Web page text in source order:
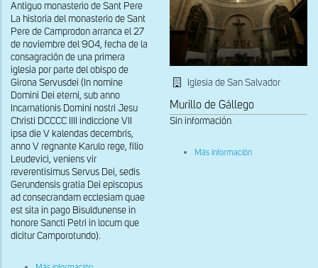
Antiguo monasterio de Sant Pere
La historia del monasterio de Sant
Pere de Camprodon arranca el 27
de noviembre del 904, fecha de la
consagración de una primera
iglesia por parte del obispo de
Girona Servusdei (In nomine
Domini Dei eterni, sub anno
Incarnationis Domini nostri Jesu
Christi DCCCC IIII indiccione VII
ipsa die V kalendas decembris,
anno V regnante Karulo rege, filio
Leudevici, veniens vir
reverentisimus Servus Dei, sedis
Gerundensis gratia Dei episcopus
ad consecrandam ecclesiam quae
est sita in pago Bisuldunense in
honore Sancti Petri in locum que
dicitur Camporotundo).
Iglesia de San Salvador
Murillo de Gállego
Sin información
Más información